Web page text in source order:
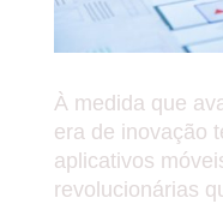
À medida que
era de inovação
aplicativos
revolucionárias